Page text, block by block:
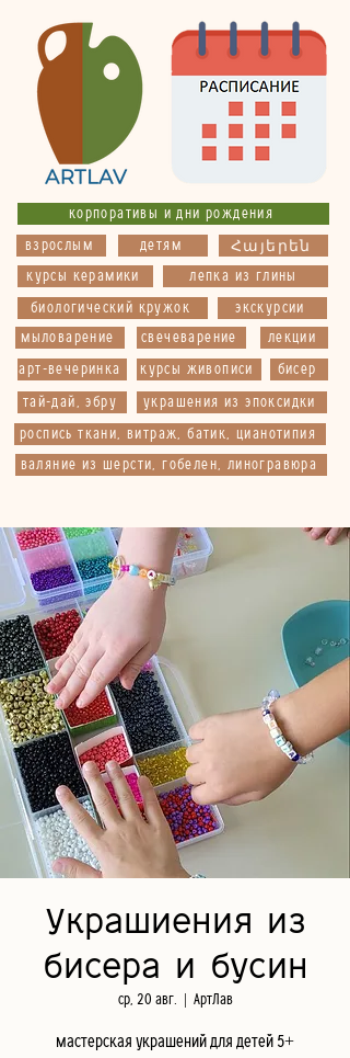
корпоративы и дни рождения
детям
взрослым Հայերեն
украшения из эпоксидки
мыловарение свечеварение
арт-вечеринка бисер
тай-дай, эбру
экскурсии
лепка из глины
роспись ткани, витраж, батик, цианотипия
курсы живописи
лекции
биологический кружок
курсы керамики
валяние из шерсти, гобелен, линогравюра
Украшиения из
бисера и бусин
ср, 20 авг. АртЛав
мастерская украшений для детей 5+